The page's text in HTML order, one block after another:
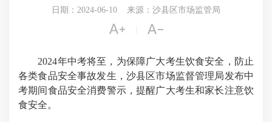
日期：2024-06-10 来源：沙县区市场监管局
 
2024年中考将至，为保障广大考生饮食安全，防止
各类食品安全事故发生，沙县区市场监督管理局发布中
考期间食品安全消费警示，提醒广大考生和家长注意饮
食安全。